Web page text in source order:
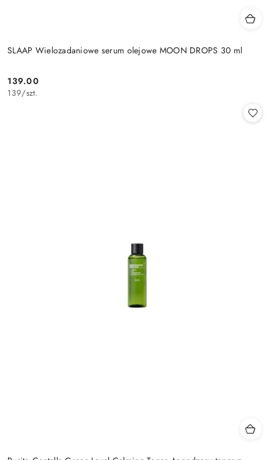
SLAAP Wielozadaniowe serum olejowe MOON DROPS 30 ml
Cena:
139.00
139/szt.